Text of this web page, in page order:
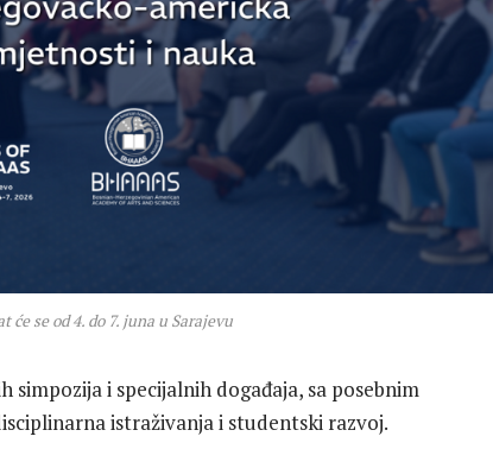
će se od 4. do 7. juna u Sarajevu
i specijalnih događaja, sa posebnim
istraživanja i studentski razvoj.